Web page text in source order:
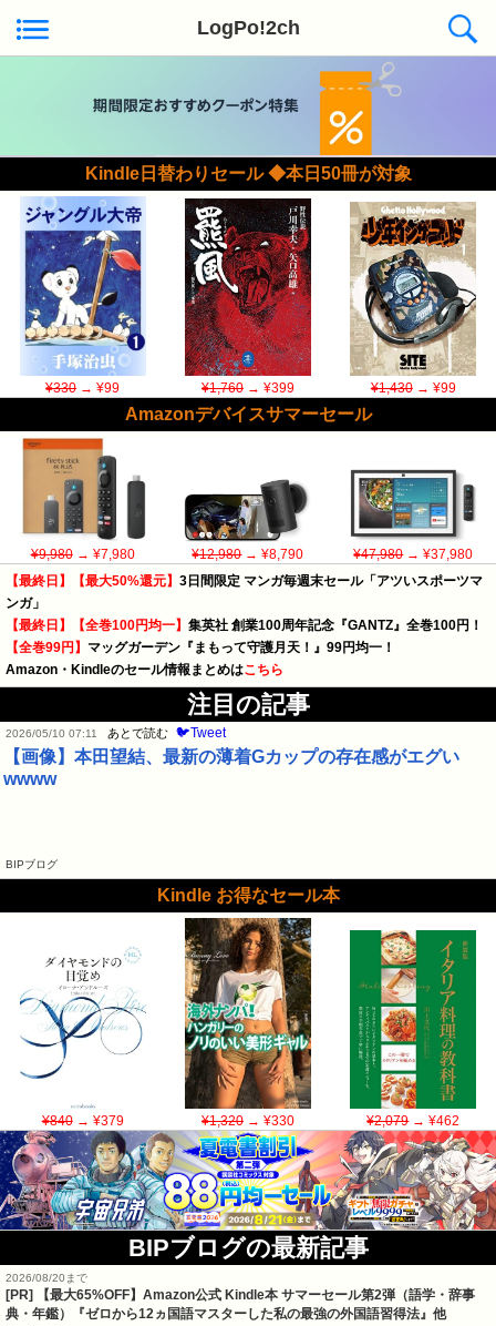
LogPo!2ch
Kindle日替わりセール ◆本日50冊が対象
¥330→ ¥99 ¥1,760→ ¥399 ¥1,430→ ¥99
Amazonデバイスサマーセール
¥9,980→ ¥7,980 ¥12,980→ ¥8,790 ¥47,980→ ¥37,980
【最終日】【最大50%還元】 3日間限定 マンガ毎週末セール「アツいスポーツマ
ンガ」
【最終日】【全巻100円均一】 集英社 創業100周年記念『GANTZ』全巻100円！
【全巻99円】 マッグガーデン『まもって守護月天！』99円均一！
Amazon・Kindleのセール情報まとめはこちら
注目の記事
2026/05/10 07:11 あとで読む 🐦Tweet
【画像】本田望結、最新の薄着Gカップの存在感がエグい
wwww
BIPブログ
Kindle お得なセール本
¥840→ ¥379 ¥1,320→ ¥330 ¥2,079→ ¥462
BIPブログの最新記事
2026/08/20まで
[PR]
【最大65%OFF】Amazon公式 Kindle本 サマーセール第2弾（語学・辞事
典・年鑑）『ゼロから12ヵ国語マスターした私の最強の外国語習得法』他